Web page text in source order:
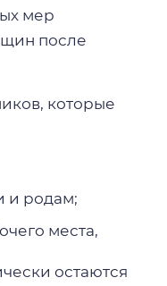
мер
после
которые
и родам;
места,
остаются